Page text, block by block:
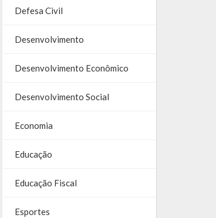
Defesa Civil
Desenvolvimento
Desenvolvimento Econômico
Desenvolvimento Social
Economia
Educação
Educação Fiscal
Esportes